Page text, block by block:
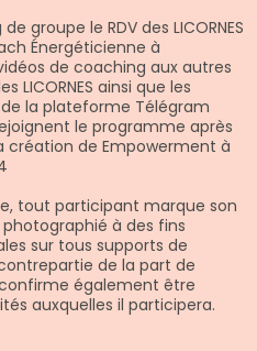
groupe le RDV des LICORNES
Énergéticienne à
de coaching aux autres
LICORNES ainsi que les
la plateforme Télégram
le programme après
création de Empowerment à
tout participant marque son
à des fins
sur tous supports de
de la part de
également être
auxquelles il participera.